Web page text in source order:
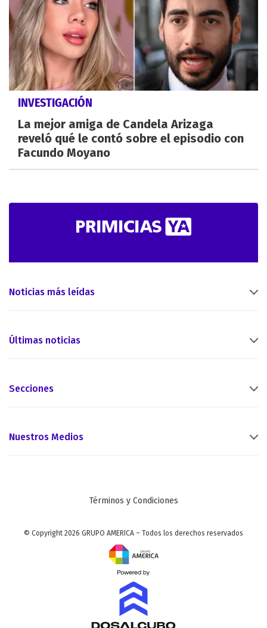
INVESTIGACIÓN
La mejor amiga de Candela Arizaga
reveló qué le contó sobre el episodio con
Facundo Moyano
Noticias más leídas
Últimas noticias
Secciones
Nuestros Medios
Términos y Condiciones
© Copyright 2026 GRUPO AMERICA – Todos los derechos reservados